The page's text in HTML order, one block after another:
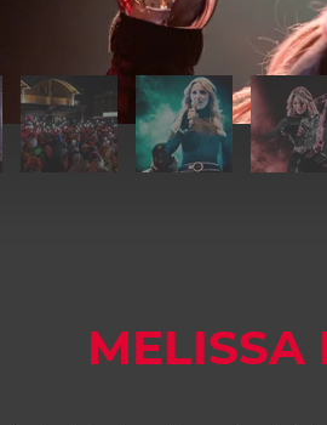
MELISSA